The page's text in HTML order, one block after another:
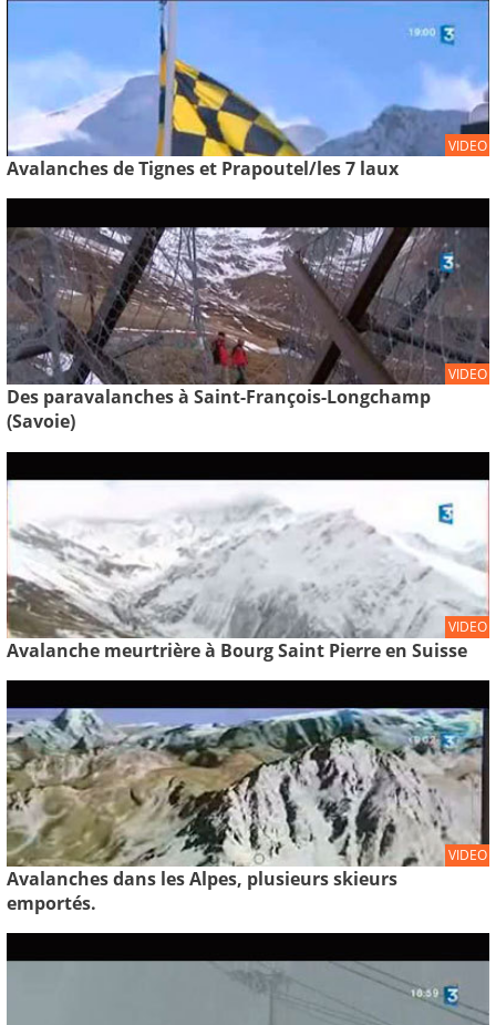
VIDEO
Avalanches de Tignes et Prapoutel/les 7 laux
VIDEO
Des paravalanches à Saint-François-Longchamp
(Savoie)
VIDEO
Avalanche meurtrière à Bourg Saint Pierre en Suisse
VIDEO
Avalanches dans les Alpes, plusieurs skieurs
emportés.